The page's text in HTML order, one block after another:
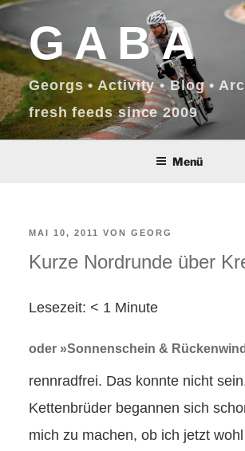
Zum
Inhalt
springenGABA
Georgs • Activity • Blog •
fresh feeds since 2009
Menü
VERÖFFENTLICHT
AM
MAI 10, 2011 VON GEORG
Kurze Nordrunde über
Lesezeit: < 1 Minute
oder »Sonnenschein &
rennradfrei. Das konnte nicht
Kettenbrüder begannen sich
mich zu machen, ob ich jetzt